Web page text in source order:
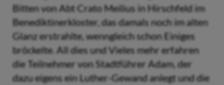
Bitten von Abt Crato Meilius in Hirschfeld im
Benediktinerkloster, das damals noch im alten
Glanz erstrahlte, wenngleich schon Einiges
bröckelte. All dies und Vieles mehr erfahren
die Teilnehmer von Stadtführer Adam, der
dazu eigens ein Luther-Gewand anlegt und die